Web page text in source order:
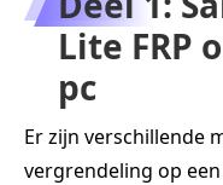
Lite FRP
pc
Er zijn verschillende
vergrendeling op een